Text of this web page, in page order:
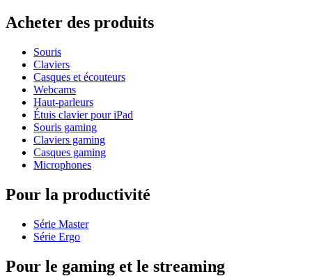
Acheter des produits
Souris
Claviers
Casques et écouteurs
Webcams
Haut-parleurs
Étuis clavier pour iPad
Souris gaming
Claviers gaming
Casques gaming
Microphones
Pour la productivité
Série Master
Série Ergo
Pour le gaming et le streaming